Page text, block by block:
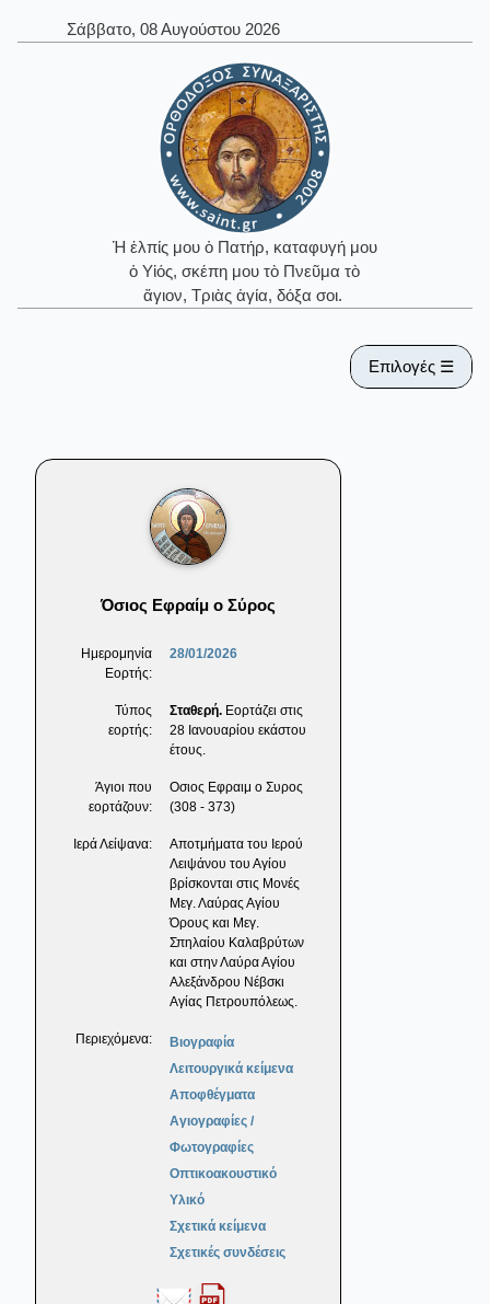
Σάββατο, 08 Αυγούστου 2026
Ἡ ἐλπίς μου ὁ Πατήρ, καταφυγή μου
ὁ Υἱός, σκέπη μου τὸ Πνεῦμα τὸ
ἅγιον, Τριὰς ἁγία, δόξα σοι.
Επιλογές ☰
Όσιος Εφραίμ ο Σύρος
Ημερομηνία
Εορτής:
28/01/2026
Τύπος
εορτής:
Σταθερή. Εορτάζει στις
28 Ιανουαρίου εκάστου
έτους.
Άγιοι που
εορτάζουν:
Οσιος Εφραιμ ο Συρος
(308 - 373)
Ιερά Λείψανα:
Αποτμήματα του Ιερού
Λειψάνου του Αγίου
βρίσκονται στις Μονές
Μεγ. Λαύρας Αγίου
Όρους και Μεγ.
Σπηλαίου Καλαβρύτων
και στην Λαύρα Αγίου
Αλεξάνδρου Νέβσκι
Αγίας Πετρουπόλεως.
Περιεχόμενα:
Βιογραφία
Λειτουργικά κείμενα
Αποφθέγματα
Αγιογραφίες /
Φωτογραφίες
Οπτικοακουστικό
Υλικό
Σχετικά κείμενα
Σχετικές συνδέσεις